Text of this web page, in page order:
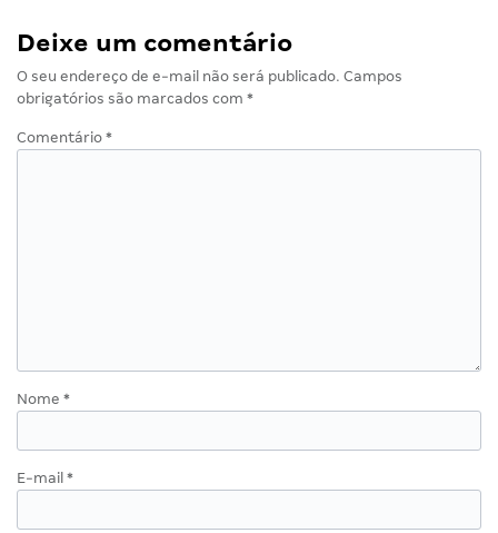
Deixe um comentário
O seu endereço de e-mail não será publicado. Campos
obrigatórios são marcados com *
Comentário *
Nome *
E-mail *